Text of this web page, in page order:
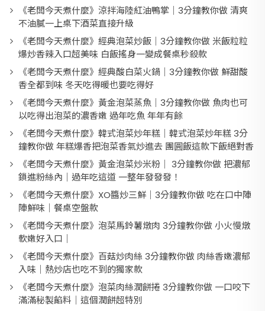
《老闆今天煮什麼》涼拌海陸紅油鴨掌｜3分鐘教你做 清爽
不油膩一上桌下酒菜直接升級
《老闆今天煮什麼》經典泡菜炒飯｜3分鐘教你做 米飯粒粒
爆炒香辣入口超美味 白飯搖身一變成餐桌秒殺款
《老闆今天煮什麼》經典酸白菜火鍋｜3分鐘教你做 鮮甜酸
香全都到味 冬天吃得暖也要吃得好
《老闆今天煮什麼》黃金泡菜蒸魚｜3分鐘教你做 魚肉也可
以吃得出泡菜的濃香嫩 過年吃魚 年年有餘
《老闆今天煮什麼》韓式泡菜炒年糕｜韓式泡菜炒年糕 3分
鐘教你做 年糕爆香把泡菜香氣炒進去 團圓飯這款下飯絕對香
《老闆今天煮什麼》黃金泡菜炒米粉｜ 3分鐘教你做 把濃郁
鎖進粉絲內｜過年吃這道 一整年發發發！
《老闆今天煮什麼》XO醬炒三鮮｜3分鐘教你做 吃在口中陣
陣鮮味｜餐桌空盤款
《老闆今天煮什麼》泡菜馬鈴薯燉肉 3分鐘教你做 小火慢燉
軟嫩好入口｜
《老闆今天煮什麼》百菇炒肉絲 3分鐘教你做 肉絲香嫩濃郁
入味｜熱炒店也吃不到的獨家款
《老闆今天煮什麼》泡菜肉絲潤餅捲 3分鐘教你做 一口咬下
滿滿秘製餡料｜這個潤餅超特別